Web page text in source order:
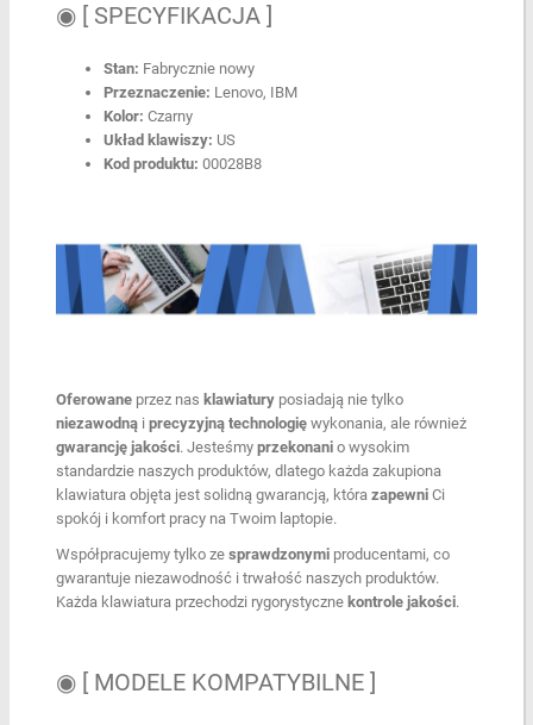
◉ [ SPECYFIKACJA ]
Stan: Fabrycznie nowy
Przeznaczenie: Lenovo, IBM
Kolor: Czarny
Układ klawiszy: US
Kod produktu: 00028B8
Oferowaneprzez nas klawiaturyposiadają nie tylko
niezawodnąi precyzyjną technologięwykonania, ale również
gwarancję jakości. Jesteśmy przekonanio wysokim
standardzie naszych produktów, dlatego każda zakupiona
klawiatura objęta jest solidną gwarancją, która zapewniCi
spokój i komfort pracy na Twoim laptopie.
Współpracujemy tylko ze sprawdzonymiproducentami, co
gwarantuje niezawodność i trwałość naszych produktów.
Każda klawiatura przechodzi rygorystycznekontrole jakości.
◉ [ MODELE KOMPATYBILNE ]